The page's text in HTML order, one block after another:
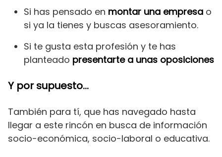
Si has pensado en montar una empresa o
si ya la tienes y buscas asesoramiento.
Si te gusta esta profesión y te has
planteado presentarte a unas oposiciones
Y por supuesto…
También para tí, que has navegado hasta
llegar a este rincón en busca de información
socio-económica, socio-laboral o educativa.